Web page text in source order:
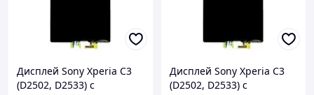
Дисплей Sony Xperia C3
(D2502, D2533) с
Дисплей Sony Xperia C3
(D2502, D2533) с